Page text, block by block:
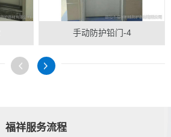
手动防护铅门-4
福祥服务流程